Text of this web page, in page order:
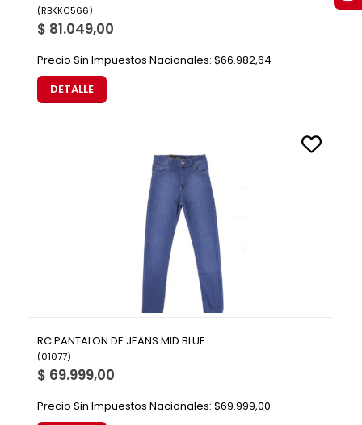
(RBKKC566)
$ 81.049,00
Precio Sin Impuestos Nacionales: $66.982,64
DETALLE
RC PANTALON DE JEANS MID BLUE
(01077)
$ 69.999,00
Precio Sin Impuestos Nacionales: $69.999,00